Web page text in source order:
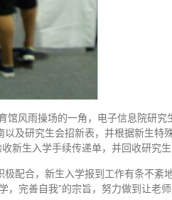
风雨操场的一角，电子信息院研究
及研究生会招新表，并根据新生特
新生入学手续传递单，并回收研究生
配合，新生入学报到工作有条不紊
完善自我”的宗旨，努力做到让老师